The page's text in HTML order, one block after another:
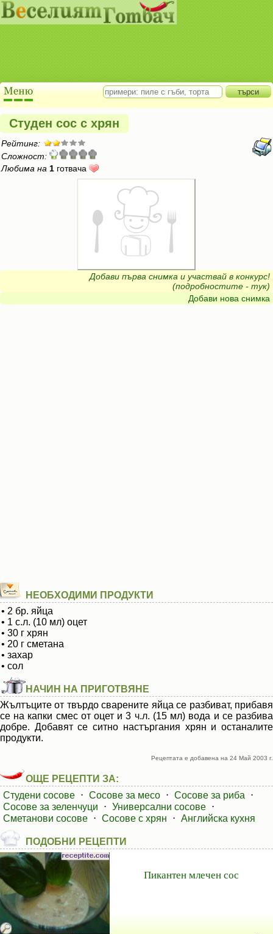
Студен сос с хрян
Рейтинг:
Сложност:
Любима на 1 готвача
Добави първа снимка и участвай в конкурс!
(подробностите - тук)
Добави нова снимка
НЕОБХОДИМИ ПРОДУКТИ
• 2 бр. яйца
• 1 с.л. (10 мл) оцет
• 30 г хрян
• 20 г сметана
• захар
• сол
НАЧИН НА ПРИГОТВЯНЕ
Жълтъците от твърдо сварените яйца се разбиват, прибавя
се на капки смес от оцет и 3 ч.л. (15 мл) вода и се разбива
добре. Добавят се ситно настъргания хрян и останалите
продукти.
Рецептата е добавена на 24 Май 2003 г.
ОЩЕ РЕЦЕПТИ ЗА:
Студени сосове ⋅ Сосове за месо ⋅ Сосове за риба
⋅
Сосове за зеленчуци
⋅ Универсални сосове ⋅
Сметанови сосове ⋅ Сосове с хрян ⋅ Английска кухня
ПОДОБНИ РЕЦЕПТИ
Пикантен млечен сос